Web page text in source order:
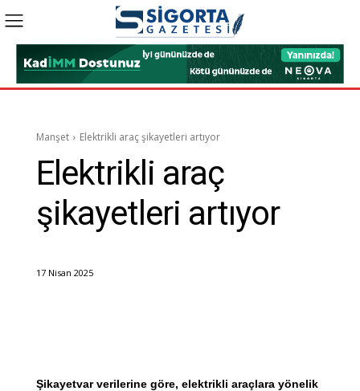
Manşet Elektrikli araç şikayetleri artıyor
Elektrikli araç
şikayetleri artıyor
17 Nisan 2025
Şikayetvar verilerine göre, elektrikli araçlara yönelik